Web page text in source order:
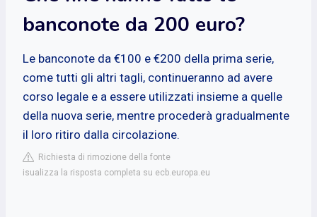
banconote da 200 euro?
Le banconote da €100 e €200 della prima serie,
come tutti gli altri tagli, continueranno ad avere
corso legale e a essere utilizzati insieme a quelle
della nuova serie, mentre procederà gradualmente
il loro ritiro dalla circolazione.
Richiesta di rimozione della fonte
isualizza la risposta completa su ecb.europa.eu